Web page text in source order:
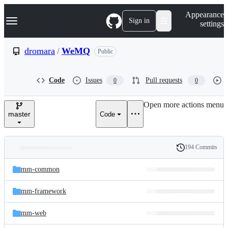
k
p
e
Navigation Menu Sign in
Appearance
settings
dromara / WeMQ Public
Code Issues 0 Pull requests 0
master Code
Open more actions menu
and
files
Latest
commit
History
194 Commits
mm-common
mm-framework
mm-web